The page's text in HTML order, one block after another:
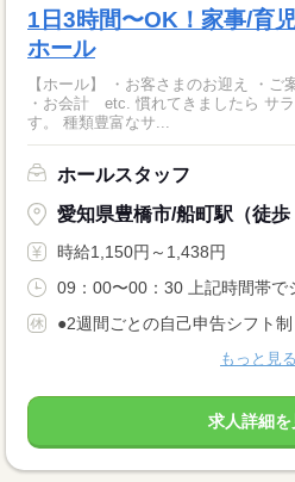
1日3時間〜OK！家事/育
ホール
【ホール】 ・お客さまのお迎え ・
・お会計 etc. 慣れてきましたら サラダバーの管理もお願いしま
す。 種類豊富なサ...
ホールスタッフ
愛知県豊橋市/船町駅（徒歩
時給1,150円～1,438円
09：00〜00：30 上記時間帯で
●2週間ごとの自己申告シフト制
もっと見る
求人詳細を